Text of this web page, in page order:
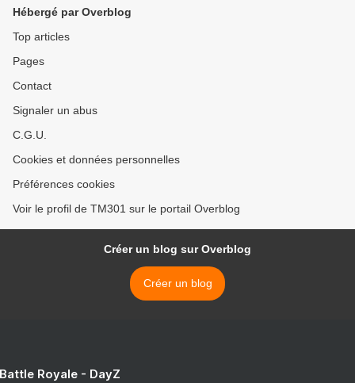
Hébergé par Overblog
Top articles
Pages
Contact
Signaler un abus
C.G.U.
Cookies et données personnelles
Préférences cookies
Voir le profil de TM301 sur le portail Overblog
Créer un blog sur Overblog
Créer un blog
Royale - DayZ